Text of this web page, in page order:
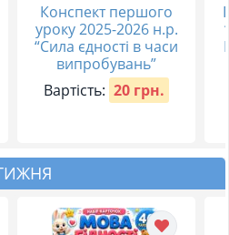
Конспект першого
уроку 2025-2026 н.р.
“Сила єдності в часи
випробувань”
Вартість: 20 грн.